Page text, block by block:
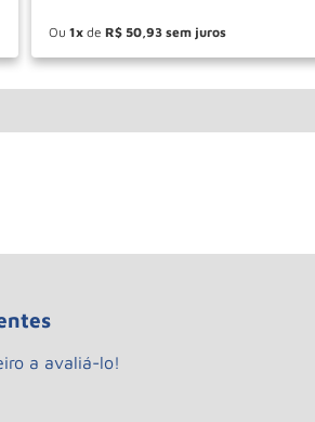
Ou 1 de R$ 50 93
＋
－ COMPRAR
a avaliá-lo!